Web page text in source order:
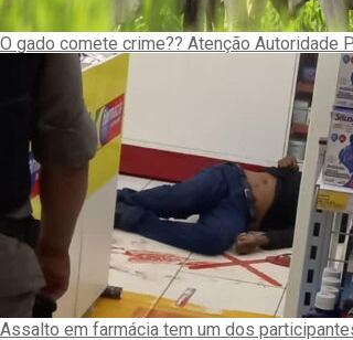
O gado comete crime?? Atenção Autoridade
Assalto em farmácia tem um dos